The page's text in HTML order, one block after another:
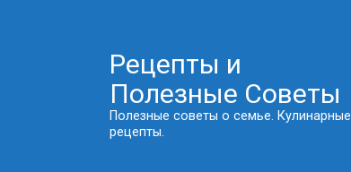
Рецепты и
Полезные Советы
Полезные советы о семье. Кулинарные
рецепты.